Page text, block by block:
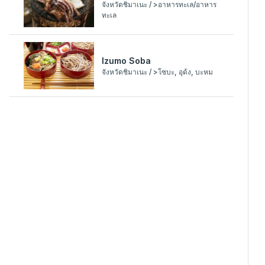
จังหวัดชิมาเนะ / >อาหารทะเล/อาหาร
ทะเล
Izumo Soba
จังหวัดชิมาเนะ / >โซบะ, อุด้ง, บะหม